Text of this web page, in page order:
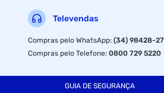
individual adequados, como
podem ser obtidos por meio do
Televendas
Compras pelo WhatsApp:(34) 98428-
Compras pelo Telefone:0800 729 5220
GUIA DE SEGURANÇA